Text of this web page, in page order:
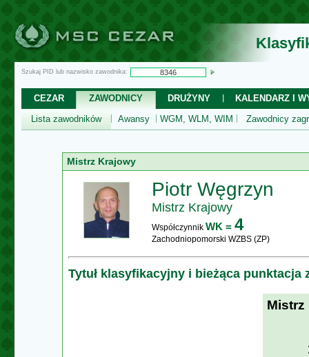
Szukaj PID lub nazwisko zawodnika:
CEZAR ZAWODNICY DRUŻYNY
KALENDARZ I
Lista zawodników
Awansy WGM, WLM, WIM Zawodnicy
Mistrz Krajowy
Piotr Węgrzyn
Mistrz Krajowy
Współczynnik WK = 4
Zachodniopomorski WZBS (ZP)
Tytuł klasyfikacyjny i bieżąca punktacja
Mistrz